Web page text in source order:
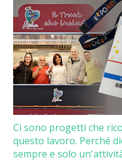
Ci sono progetti che
questo lavoro. Perché
sempre e solo